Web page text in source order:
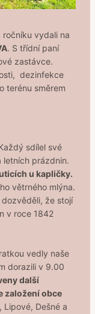
vydali na
. S třídní paní
zastávce.
dezinfekce
terénu směrem
sdílel své
prázdnin.
u kapličky.
větrného mlýna.
že stojí
v roce 1842
vedly naše
dorazili v 9.00
další
založení obce
Lipové, Dešné a